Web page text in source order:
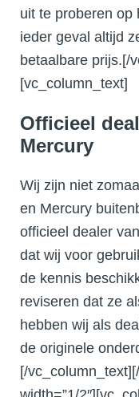
uit te proberen op
ieder geval altijd
betaalbare prijs.[/
[vc_column_text]
Officieel
Mercury
Wij zijn niet
en Mercury
officieel dealer
dat wij voor
de kennis
reviseren dat ze
hebben wij als
de originele
[/